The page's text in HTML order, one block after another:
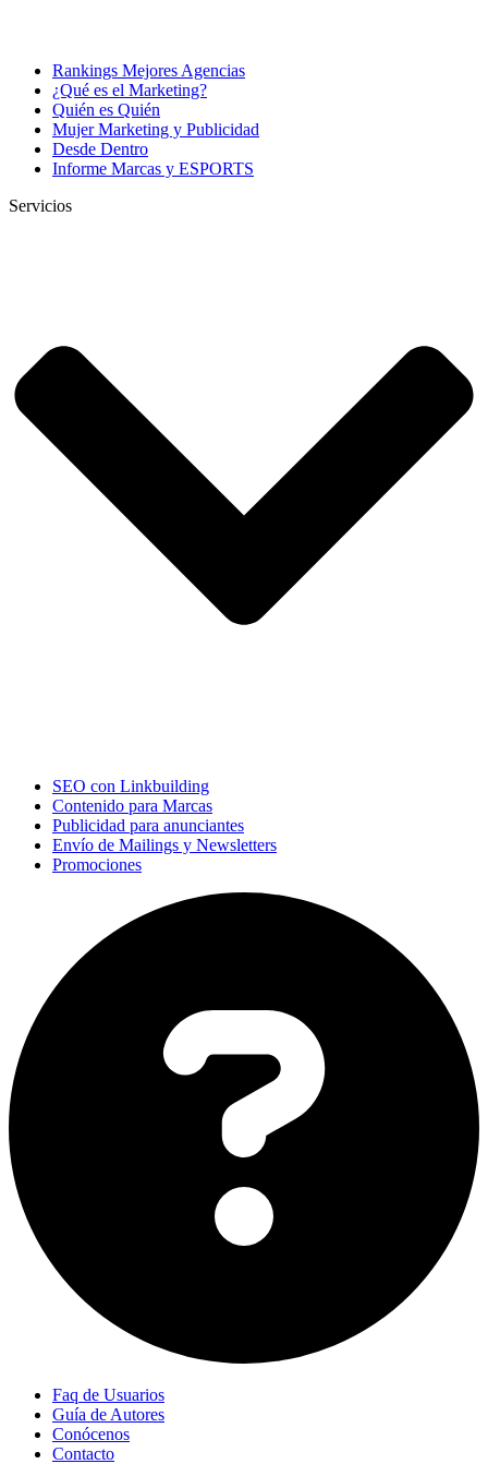
Rankings Mejores Agencias
¿Qué es el Marketing?
Quién es Quién
Mujer Marketing y Publicidad
Desde Dentro
Informe Marcas y ESPORTS
Servicios
SEO con Linkbuilding
Contenido para Marcas
Publicidad para anunciantes
Envío de Mailings y Newsletters
Promociones
Faq de Usuarios
Guía de Autores
Conócenos
Contacto